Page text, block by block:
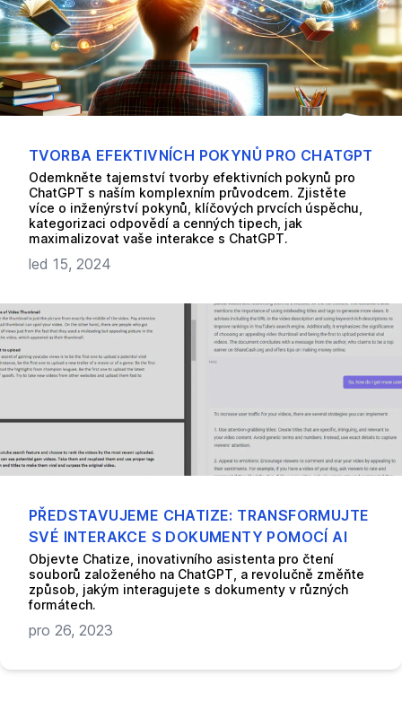
TVORBA EFEKTIVNÍCH POKYNŮ PRO CHATGPT
Odemkněte tajemství tvorby efektivních pokynů pro
ChatGPT s naším komplexním průvodcem. Zjistěte
více o inženýrství pokynů, klíčových prvcích úspěchu,
kategorizaci odpovědí a cenných tipech, jak
maximalizovat vaše interakce s ChatGPT.
led 15, 2024
PŘEDSTAVUJEME CHATIZE: TRANSFORMUJTE
SVÉ INTERAKCE S DOKUMENTY POMOCÍ AI
Objevte Chatize, inovativního asistenta pro čtení
souborů založeného na ChatGPT, a revolučně změňte
způsob, jakým interagujete s dokumenty v různých
formátech.
pro 26, 2023